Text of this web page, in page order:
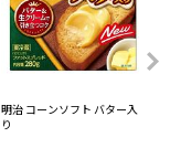
明治 コーンソフト バター入
り